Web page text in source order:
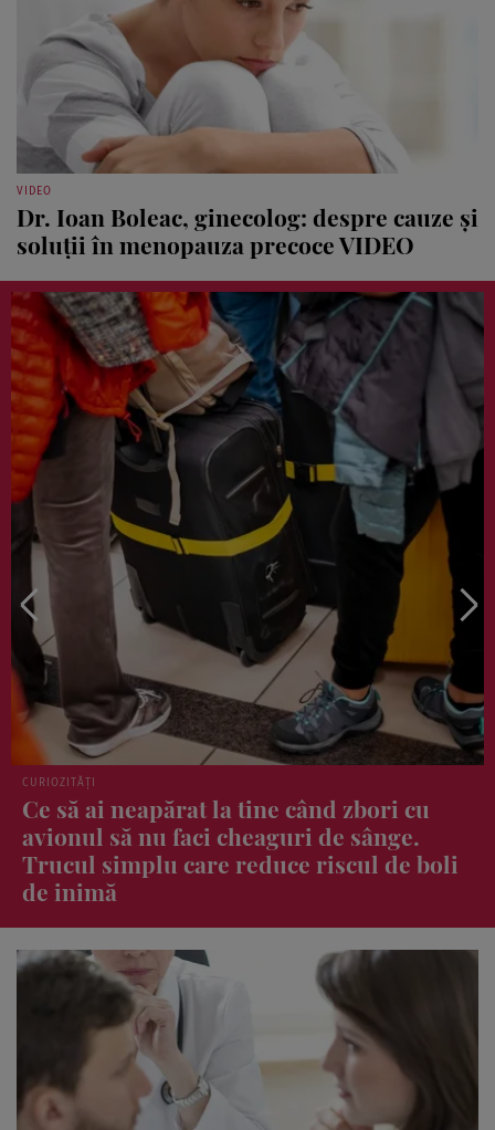
VIDEO
Dr. Ioan Boleac, ginecolog: despre cauze şi
soluţii în menopauza precoce VIDEO
REȚETE CULINARE
Cele 3 condimente care nu trebuie puse
niciodată în tocăniță. Îi strică tot gustul!